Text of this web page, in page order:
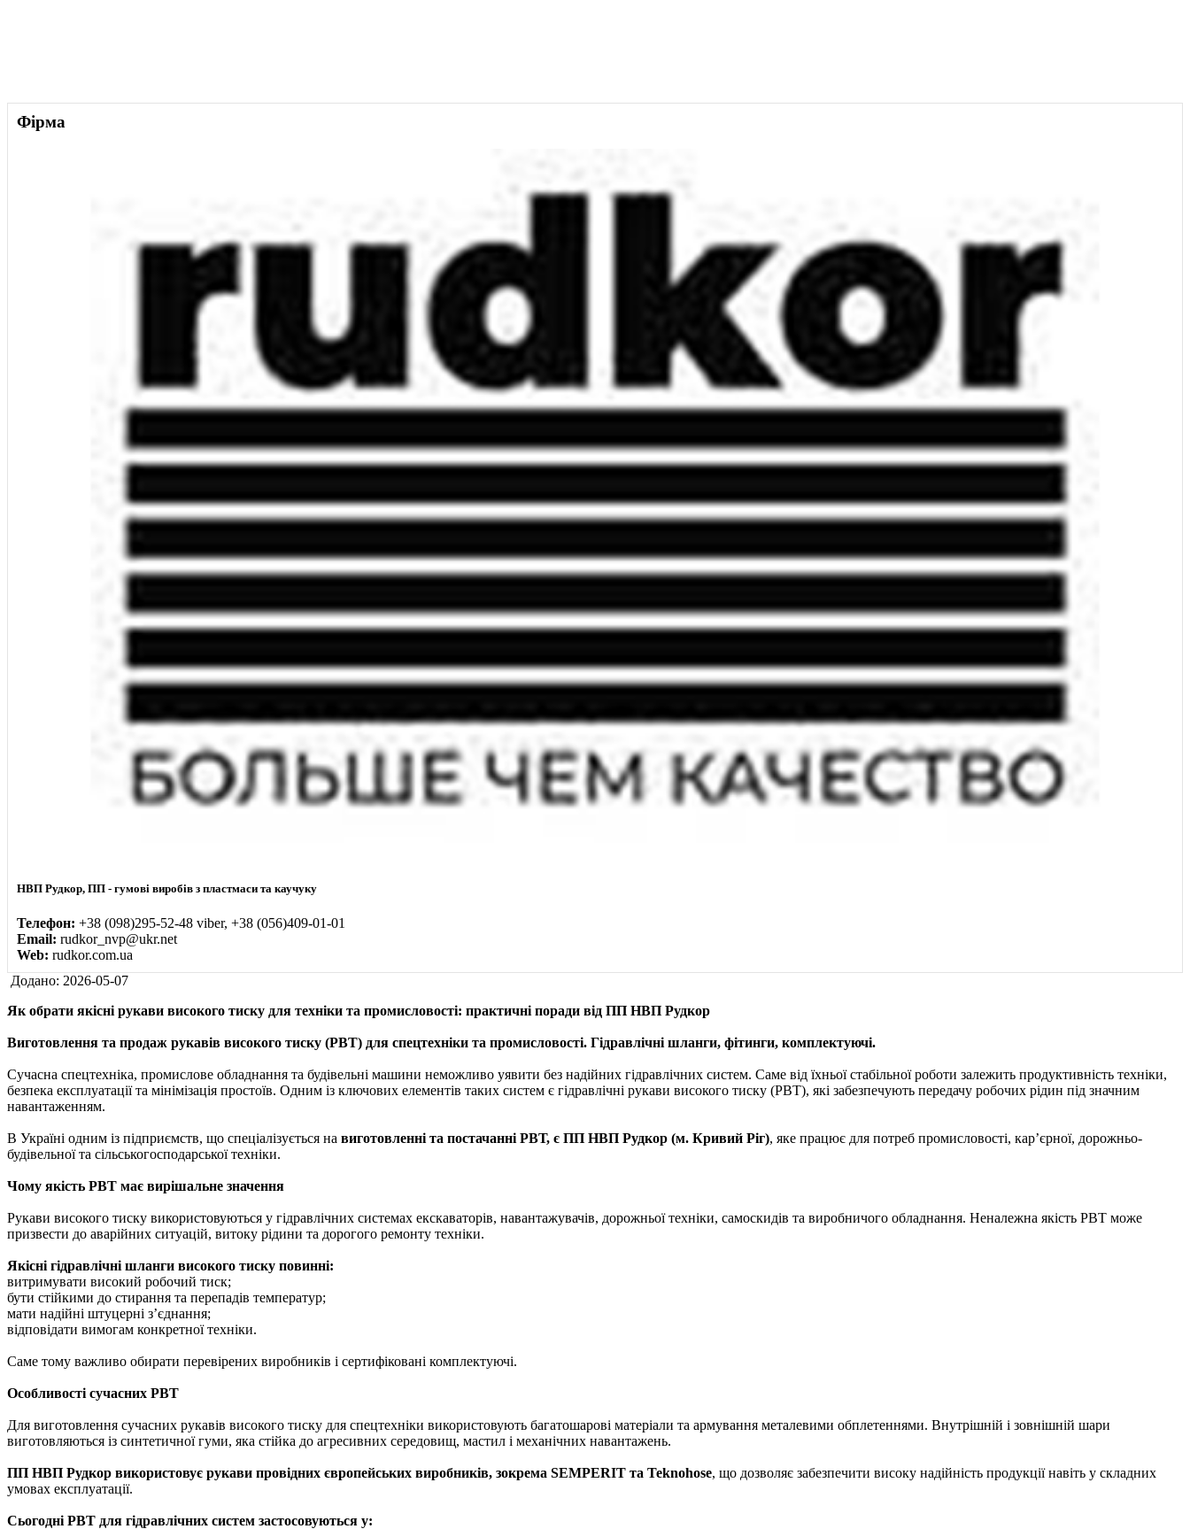
Фірма
НВП Рудкор, ПП - гумові виробів з пластмаси та каучуку
Телефон: +38 (098)295-52-48 viber, +38 (056)409-01-01
Email: rudkor_nvp@ukr.net
Web: rudkor.com.ua
Додано: 2026-05-07
Як обрати якісні рукави високого тиску для техніки та промисловості: практичні поради від ПП НВП Рудкор
Виготовлення та продаж рукавів високого тиску (РВТ) для спецтехніки та промисловості. Гідравлічні шланги, фітинги, комплектуючі.
Сучасна спецтехніка, промислове обладнання та будівельні машини неможливо уявити без надійних гідравлічних систем. Саме від їхньої стабільної роботи залежить продуктивність техніки,
безпека експлуатації та мінімізація простоїв. Одним із ключових елементів таких систем є гідравлічні рукави високого тиску (РВТ), які забезпечують передачу робочих рідин під значним
навантаженням.
В Україні одним із підприємств, що спеціалізується на виготовленні та постачанні РВТ, є ПП НВП Рудкор (м. Кривий Ріг), яке працює для потреб промисловості, кар’єрної, дорожньо-
будівельної та сільськогосподарської техніки.
Чому якість РВТ має вирішальне значення
Рукави високого тиску використовуються у гідравлічних системах екскаваторів, навантажувачів, дорожньої техніки, самоскидів та виробничого обладнання. Неналежна якість РВТ може
призвести до аварійних ситуацій, витоку рідини та дорогого ремонту техніки.
Якісні гідравлічні шланги високого тиску повинні:
витримувати високий робочий тиск;
бути стійкими до стирання та перепадів температур;
мати надійні штуцерні з’єднання;
відповідати вимогам конкретної техніки.
Саме тому важливо обирати перевірених виробників і сертифіковані комплектуючі.
Особливості сучасних РВТ
Для виготовлення сучасних рукавів високого тиску для спецтехніки використовують багатошарові матеріали та армування металевими обплетеннями. Внутрішній і зовнішній шари
виготовляються із синтетичної гуми, яка стійка до агресивних середовищ, мастил і механічних навантажень.
ПП НВП Рудкор використовує рукави провідних європейських виробників, зокрема SEMPERIT та Teknohose, що дозволяє забезпечити високу надійність продукції навіть у складних
умовах експлуатації.
Сьогодні РВТ для гідравлічних систем застосовуються у: